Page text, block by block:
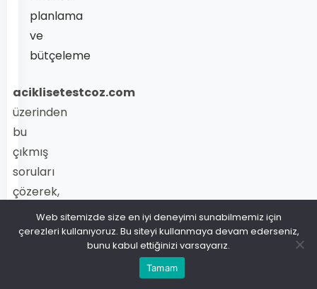
planlama
ve
bütçeleme
aciklisetestcoz.com
üzerinden
bu
çıkmış
soruları
çözerek,
İşletme
2
Web sitemizde size en iyi deneyimi sunabilmemiz için
çerezleri kullanıyoruz. Bu siteyi kullanmaya devam ederseniz,
bunu kabul ettiğinizi varsayarız.
Tamam